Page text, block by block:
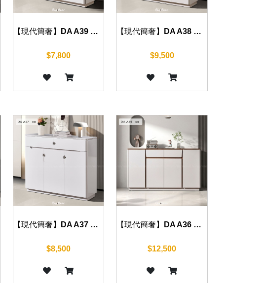
【現代簡奢】DA A39 鞋櫃 80cm
$7,800
【現代簡奢】DA A38 鞋櫃 140cm/160cm
$9,500
【現代簡奢】DA A37 鞋櫃 100cm/120cm
$8,500
【現代簡奢】DA A36 鞋櫃 160cm
$12,500